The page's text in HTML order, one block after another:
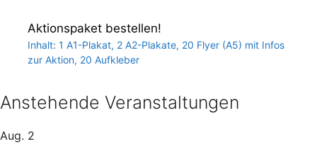
Aktionspaket bestellen!
Inhalt: 1 A1-Plakat, 2 A2-Plakate, 20 Flyer (A5) mit Infos
zur Aktion, 20 Aufkleber
Anstehende Veranstaltungen
Aug. 2